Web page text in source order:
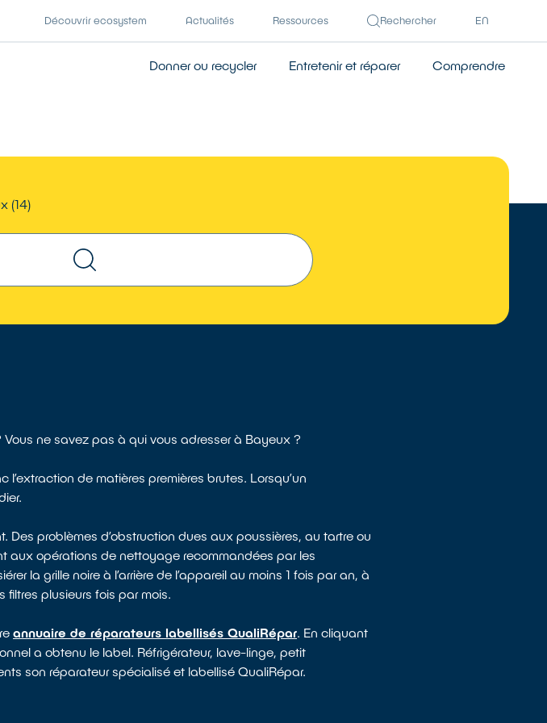
Découvrir ecosystem Actualités Ressources Rechercher EN
Donner ou recycler Entretenir et réparer Comprendre
(14)
ne savez pas à qui vous adresser à Bayeux ?
de matières premières brutes. Lorsqu’un
problèmes d’obstruction dues aux poussières, au tartre ou
aux opérations de nettoyage recommandées par les
la grille noire à l’arrière de l’appareil au moins 1 fois par an, à
filtres plusieurs fois par mois.
annuaire de réparateurs labellisés QualiRépar. En cliquant
a obtenu le label. Réfrigérateur, lave-linge, petit
son réparateur spécialisé et labellisé QualiRépar.